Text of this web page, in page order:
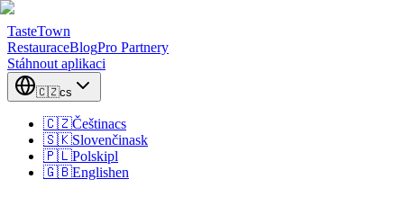
TasteTown
RestauraceBlogPro Partnery
Stáhnout aplikaci
🇨🇿cs
🇨🇿Češtinacs
🇸🇰Slovenčinask
🇵🇱Polskipl
🇬🇧Englishen